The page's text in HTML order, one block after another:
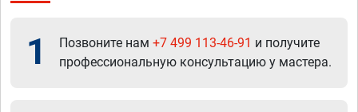
1 Позвоните нам +7 499 113-46-91 и получите
профессиональную консультацию у мастера.